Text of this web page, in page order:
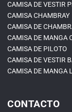
CAMISA DE VESTIR
CAMISA CHAMBRAY
CAMISA DE
CAMISA DE MANGA
CAMISA DE PILOTO
CAMISA DE VESTIR
CAMISA DE MANGA
CONTACTO